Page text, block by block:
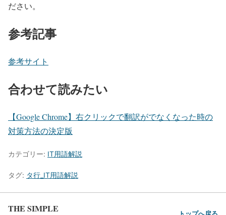
ださい。
参考記事
参考サイト
合わせて読みたい
【Google Chrome】右クリックで翻訳がでなくなった時の
対策方法の決定版
カテゴリー: IT用語解説
タグ: タ行_IT用語解説
THE SIMPLE